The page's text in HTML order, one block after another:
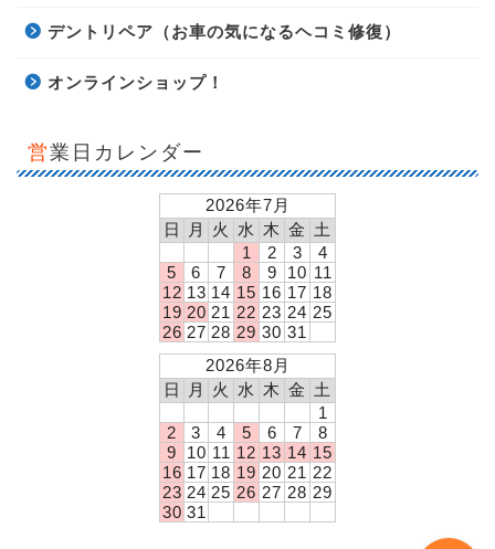
デントリペア（お車の気になるヘコミ修復）
オンラインショップ！
営業日カレンダー
2026年7月
日
月 火 水 木 金 土
1
2 3
4
5
6 7 8 9 10 11
12 13 14 15 16 17 18
19 20 21 22 23 24 25
26 27 28 29 30 31
2026年8月
日
月 火 水 木 金 土
1
2
3 4 5 6 7
8
9
10 11 12 13 14 15
16 17 18 19 20 21 22
23 24 25 26 27 28 29
30 31
今月のキャンペーン！
店舗概要
お問い合わせ！